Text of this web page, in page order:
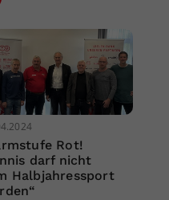
Rot!
darf nicht
Halbjahressport